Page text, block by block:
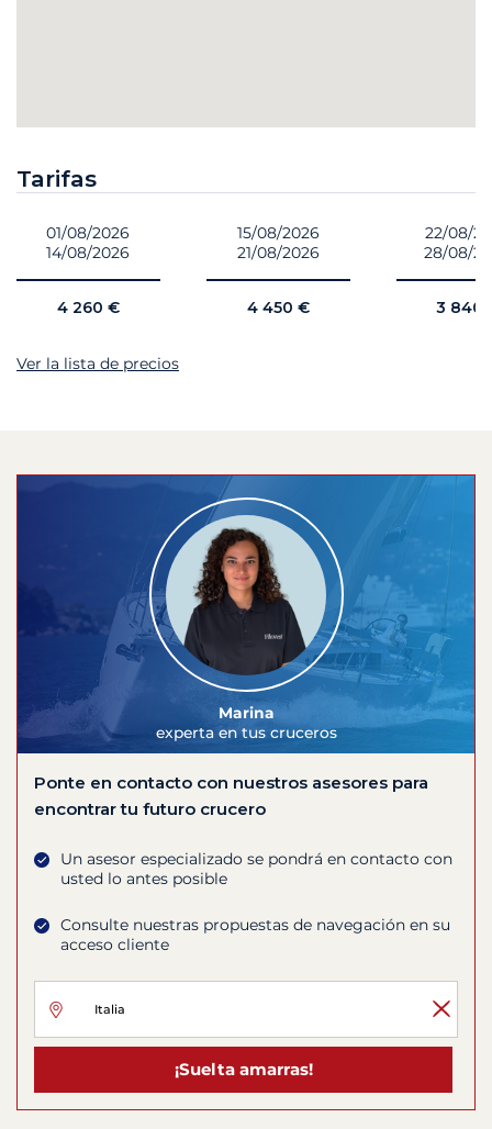
Tarifas
01/08/2026
14/08/2026
4 260 €
15/08/2026
21/08/2026
4 450 €
22/08/
28/08/
3 840
Ver la lista de precios
Marina
experta en tus cruceros
Ponte en contacto con nuestros asesores para
encontrar tu futuro crucero
Un asesor especializado se pondrá en contacto con
usted lo antes posible
Consulte nuestras propuestas de navegación en su
acceso cliente
¡Suelta amarras!